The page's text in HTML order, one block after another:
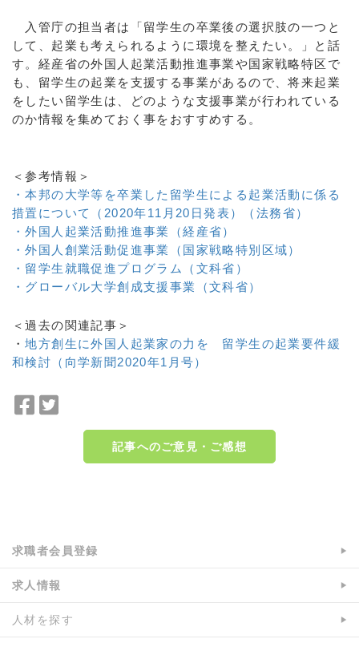
入管庁の担当者は「留学生の卒業後の選択肢の一つと
して、起業も考えられるように環境を整えたい。」と話
す。経産省の外国人起業活動推進事業や国家戦略特区で
も、留学生の起業を支援する事業があるので、将来起業
をしたい留学生は、どのような支援事業が行われている
のか情報を集めておく事をおすすめする。
＜参考情報＞
・本邦の大学等を卒業した留学生による起業活動に係る
措置について（2020年11月20日発表）（法務省）
・外国人起業活動推進事業（経産省）
・外国人創業活動促進事業（国家戦略特別区域）
・留学生就職促進プログラム（文科省）
・グローバル大学創成支援事業（文科省）
＜過去の関連記事＞
・地方創生に外国人起業家の力を 留学生の起業要件緩
和検討（向学新聞2020年1月号）
で
ェ
シ
ア
記事へのご意見・ご感想
求職者会員登録
求人情報
人材を探す